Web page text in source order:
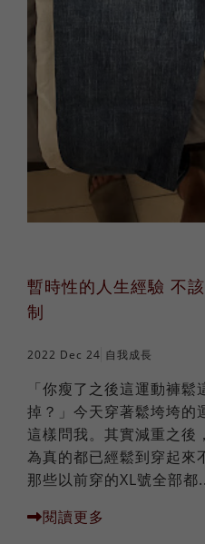
俄語
暫時性的人生經驗 不
制
2022 Dec 24 自我成長
「你瘦了之後這運動褲
掉？」今天穿著鬆垮垮的
這樣問我。其實減重之後
為真的都已經鬆到穿起來
那些以前穿的XL號全部都
閱讀更多